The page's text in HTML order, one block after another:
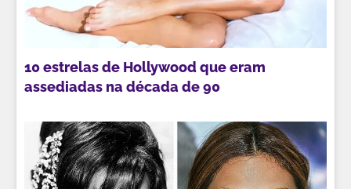
10 estrelas de Hollywood que eram
assediadas na década de 90